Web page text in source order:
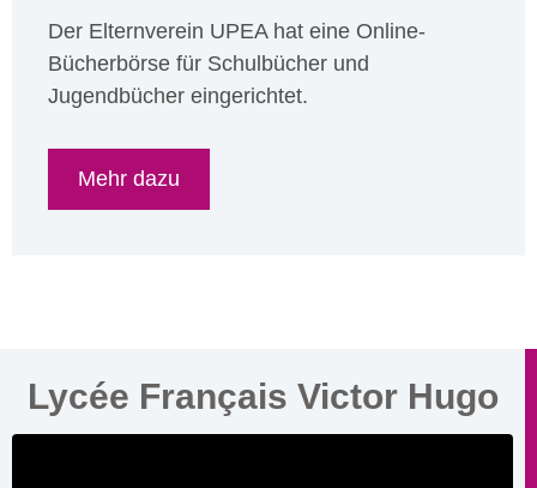
Der Elternverein UPEA hat eine Online-
Bücherbörse für Schulbücher und
Jugendbücher eingerichtet.
Mehr dazu
Lycée Français Victor Hugo